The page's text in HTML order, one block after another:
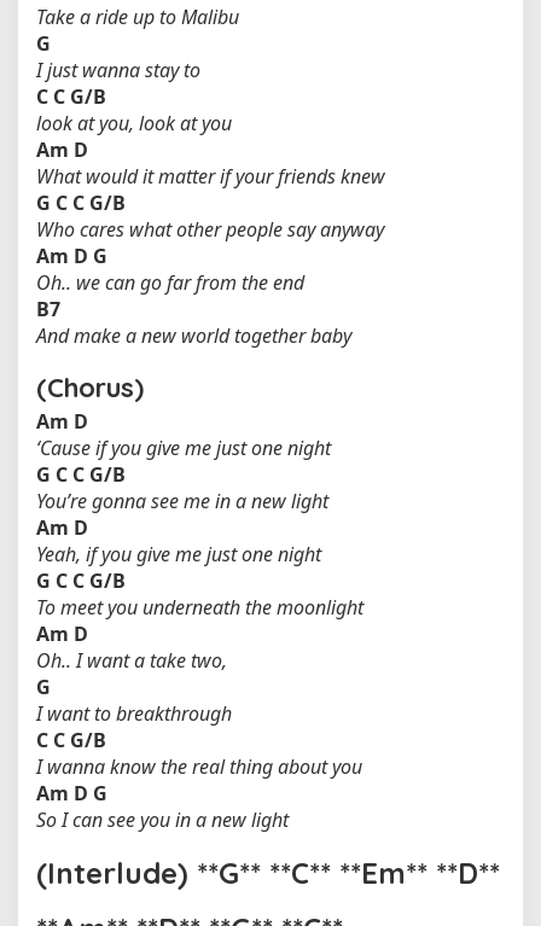
Take a ride up to Malibu
G
I just wanna stay to
C C G/B
look at you, look at you
Am D
What would it matter if your friends knew
G C C G/B
Who cares what other people say anyway
Am D G
Oh.. we can go far from the end
B7
And make a new world together baby
(Chorus)
Am D
‘Cause if you give me just one night
G C C G/B
You’re gonna see me in a new light
Am D
Yeah, if you give me just one night
G C C G/B
To meet you underneath the moonlight
Am D
Oh.. I want a take two,
G
I want to breakthrough
C C G/B
I wanna know the real thing about you
Am D G
So I can see you in a new light
(Interlude) **G** **C** **Em** **D**